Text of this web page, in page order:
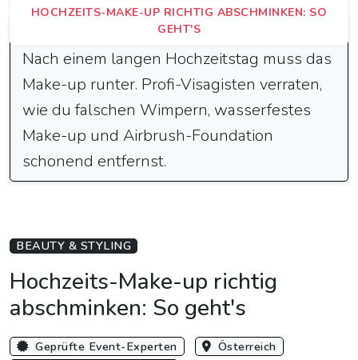
HOCHZEITS-MAKE-UP RICHTIG ABSCHMINKEN: SO
GEHT'S
Schnelle Antwort
Nach einem langen Hochzeitstag muss das
Make-up runter. Profi-Visagisten verraten,
wie du falschen Wimpern, wasserfestes
Make-up und Airbrush-Foundation
schonend entfernst.
BEAUTY & STYLING
Hochzeits-Make-up richtig
abschminken: So geht's
Geprüfte Event-Experten
Österreich